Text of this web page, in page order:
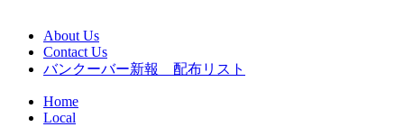
About Us
Contact Us
バンクーバー新報 配布リスト
Home
Local